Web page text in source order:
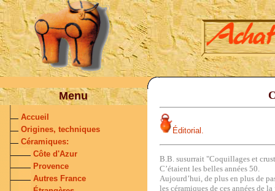
Menu
Accueil
Origines, techniques
Céramiques:
Côte d'Azur
Provence
Autres France
Éditorial.
B.B. susurrait "Coquillages et
C’étaient les belles années 50.
Aujourd’hui, de plus en plus de
les céramiques de ces années de